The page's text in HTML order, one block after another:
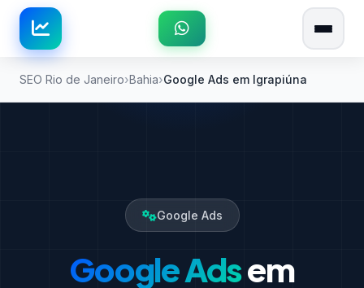
SEO Rio de Janeiro Bahia Google Ads em Igrapiúna
Google Ads
Google Adsem